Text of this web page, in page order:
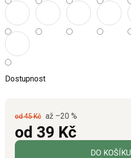
Dostupnost
od 45 Kč až –20 %
od 39 Kč
Měrná cena:
DO KOŠÍKU